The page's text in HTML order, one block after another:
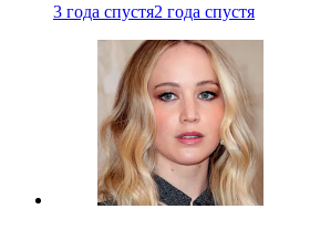
3 года спустя2 года спустя